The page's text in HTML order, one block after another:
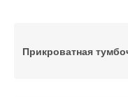
Прикроватная